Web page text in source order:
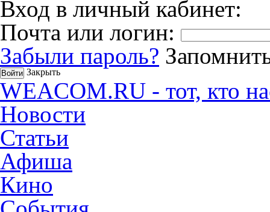
Вход в личный кабинет:
Почта или логин:
Забыли пароль?
Закрыть
WEACOM.RU - тот, кто
Новости
Статьи
Афиша
Кино